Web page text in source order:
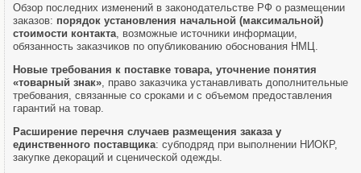
Обзор последних изменений в законодательстве РФ о размещении
заказов: порядок установления начальной (максимальной)
стоимости контакта , возможные источники информации,
обязанность заказчиков по опубликованию обоснования НМЦ.
Новые требования к поставке товара, уточнение понятия
«товарный знак» , право заказчика устанавливать дополнительные
требования, связанные со сроками и с объемом предоставления
гарантий на товар.
Расширение перечня случаев размещения заказа у
единственного поставщика: субподряд при выполнении НИОКР,
закупке декораций и сценической одежды.